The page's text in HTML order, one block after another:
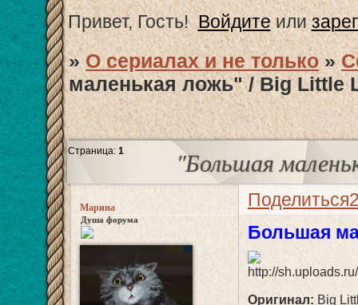
Привет, Гость! Войдитеили
»О сериалах и не только »
маленькая ложь" / Big Little
"Большая
Страница:1
Поделиться
Марина
Душа форума
Большая
Оригинал:Big